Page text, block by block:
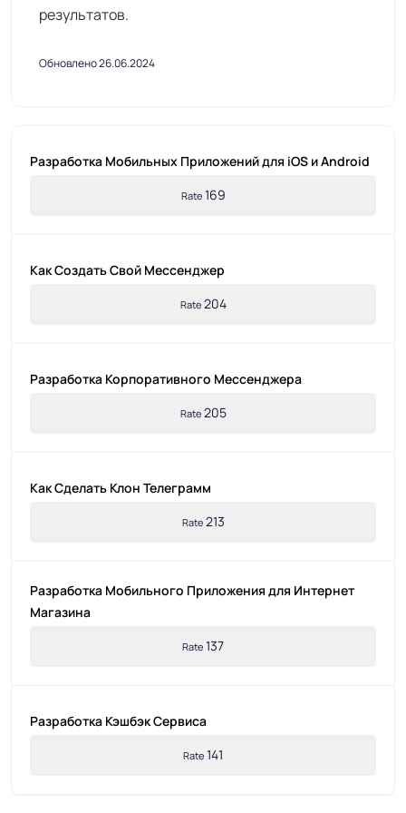
результатов.
Обновлено 26.06.2024
Разработка Мобильных Приложений для iOS и Android
Rate169
Как Создать Свой Мессенджер
Rate204
Разработка Корпоративного Мессенджера
Rate205
Как Сделать Клон Телеграмм
Rate213
Разработка Мобильного Приложения для Интернет
Магазина
Rate 137
Разработка Кэшбэк Сервиса
Rate 141